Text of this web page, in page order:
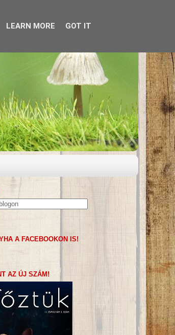
A FACEBOOKON IS!
AZ ÚJ SZÁM!
LEARN MORE GOT IT